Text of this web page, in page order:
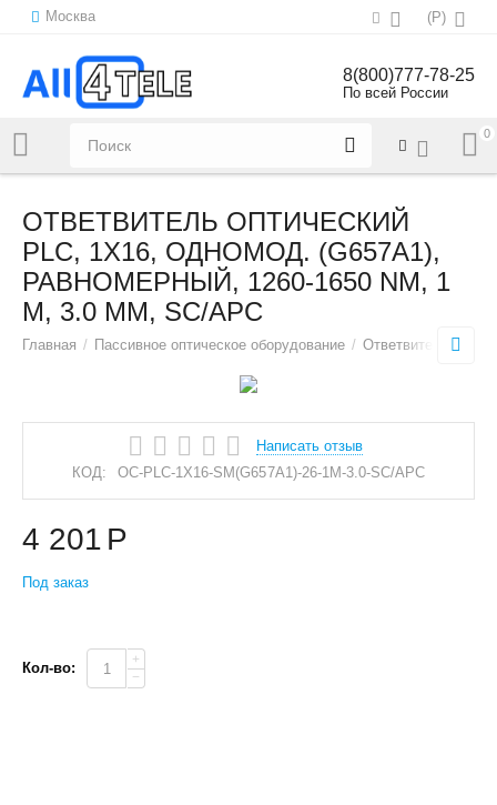
Москва (Р)
Напишите нам:sales@all4tele.com
8(800)777-78-25
По всей России
0
ОТВЕТВИТЕЛЬ ОПТИЧЕСКИЙ
PLC, 1Х16, ОДНОМОД. (G657A1),
РАВНОМЕРНЫЙ, 1260-1650 NM, 1
M, 3.0 MM, SC/APC
Главная / Пассивное оптическое оборудование / Ответвители
Написать отзыв
КОД:
OC-PLC-1X16-SM(G657A1)-26-1M-3.0-SC/APC
4 201 Р
Под заказ
Кол-во:
+
−